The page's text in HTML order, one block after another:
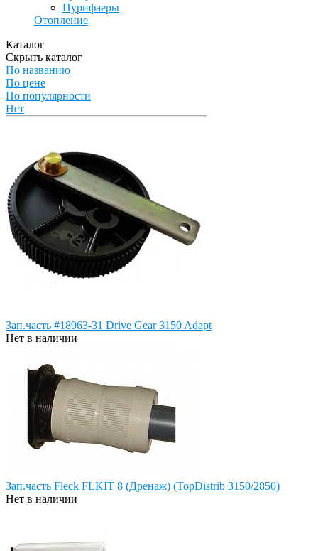
Пурифаеры
Отопление
Каталог
Скрыть каталог
По названию
По цене
По популярности
Нет
Зап.часть #18963-31 Drive Gear 3150 Adapt
Нет в наличии
Зап.часть Fleck FLKIT 8 (Дренаж) (TopDistrib 3150/2850)
Нет в наличии